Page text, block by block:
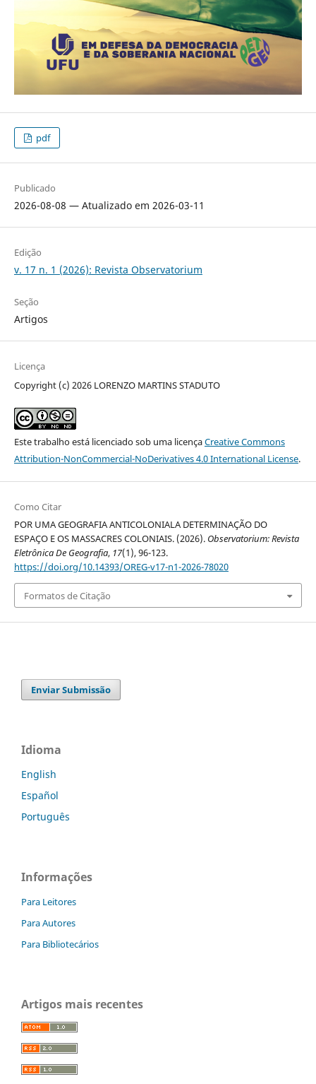
pdf
Publicado
2026-08-08 — Atualizado em 2026-03-11
Edição
v. 17 n. 1 (2026): Revista Observatorium
Seção
Artigos
Licença
Copyright (c) 2026 LORENZO MARTINS STADUTO
Este trabalho está licenciado sob uma licençaCreative Commons
Attribution-NonCommercial-NoDerivatives 4.0 International License.
Como Citar
POR UMA GEOGRAFIA ANTICOLONIALA DETERMINAÇÃO DO
ESPAÇO E OS MASSACRES COLONIAIS. (2026). Observatorium: Revista
Eletrônica De Geografia, 17(1), 96-123.
https://doi.org/10.14393/OREG-v17-n1-2026-78020
Formatos de Citação
Enviar Submissão
Idioma
English
Español
Português
Informações
Para Leitores
Para Autores
Para Bibliotecários
Artigos mais recentes